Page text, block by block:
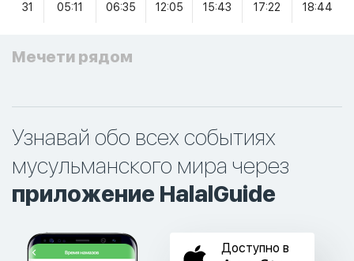
31 05:11 06:35 12:05 15:43 17:22 18:44
Мечети рядом
Узнавай обо всех событиях
мусульманского мира через
приложение HalalGuide
Доступно в